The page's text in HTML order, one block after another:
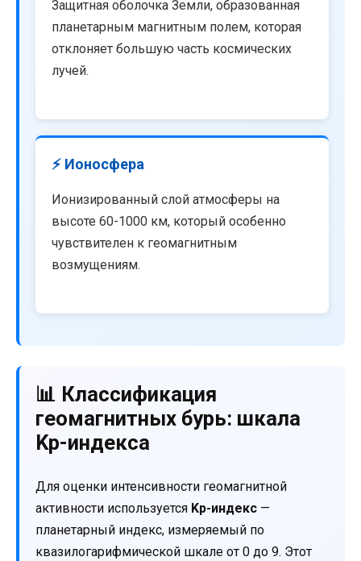
Защитная оболочка Земли, образованная
планетарным магнитным полем, которая
отклоняет большую часть космических
лучей.
⚡ Ионосфера
Ионизированный слой атмосферы на
высоте 60-1000 км, который особенно
чувствителен к геомагнитным
возмущениям.
📊 Классификация
геомагнитных бурь: шкала
Kp-индекса
Для оценки интенсивности геомагнитной
активности используется Kp-индекс —
планетарный индекс, измеряемый по
квазилогарифмической шкале от 0 до 9. Этот